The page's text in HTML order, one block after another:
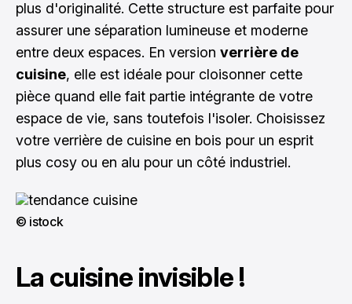
plus d'originalité. Cette structure est parfaite pour
assurer une séparation lumineuse et moderne
entre deux espaces. En version verrière de
cuisine, elle est idéale pour cloisonner cette
pièce quand elle fait partie intégrante de votre
espace de vie, sans toutefois l'isoler. Choisissez
votre verrière de cuisine en bois pour un esprit
plus cosy ou en alu pour un côté industriel.
© istock
La cuisine invisible !